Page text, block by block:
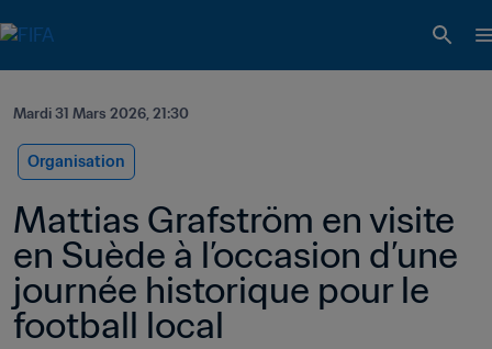
Mardi 31 Mars 2026, 21:30
Organisation
Mattias Grafström en visite
en Suède à l’occasion d’une
journée historique pour le
football local